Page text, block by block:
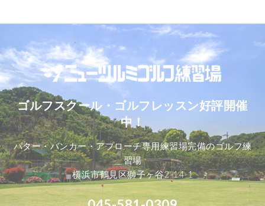
ゴルフスクール・ゴルフレッスン好評開催
中！
パター・バンカー・アプローチ専用練習場完備のゴルフ練
習場
横浜市鶴見区獅子ヶ谷2-14-1